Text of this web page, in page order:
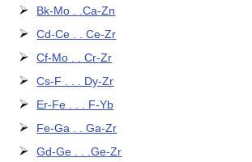
Bk-Mo . .Ca-Zn
Cd-Ce . . Ce-Zr
Cf-Mo . . Cr-Zr
Cs-F . . . Dy-Zr
Er-Fe . . . F-Yb
Fe-Ga . . Ga-Zr
Gd-Ge . . .Ge-Zr